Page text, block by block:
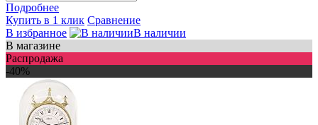
Подробнее
Купить в 1 клик Сравнение
В избранное
В наличии
В магазине
Распродажа
-40%